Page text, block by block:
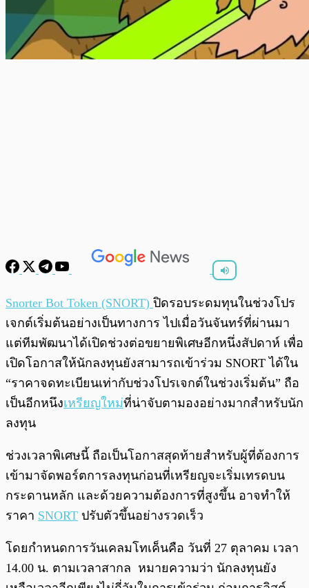
0:00 / 0:00
Snorter Bot Token (SNORT) ปิดรอบระดมทุนในช่วงโปร
เจกต์เริ่มต้นอย่างเป็นทางการ ไปเมื่อวันจันทร์ที่ผ่านมา
แต่ทีมพัฒนาได้เปิดช่วงต่อขยายพิเศษอีกหนึ่งสัปดาห์ เพื่อ
เปิดโอกาสให้นักลงทุนยังสามารถเข้าร่วม SNORT ได้ใน
“ราคาจดทะเบียนเท่ากับช่วงโปรเจกต์ในช่วงเริ่มต้น” ถือ
เป็นอีกหนึงเหรียญใหม่ที่น่าจับตามองอย่างมากสำหรับนัก
ลงทุน
ช่วงเวลาพิเศษนี้ ถือเป็นโอกาสสุดท้ายสำหรับผู้ที่ต้องการ
เข้ามาจัดพอร์ตการลงทุนก่อนที่เหรียญจะเริ่มเทรดบน
กระดานหลัก และด้วยความต้องการที่สูงขึ้น อาจทำให้
ราคา SNORT ปรับตัวขึ้นอย่างรวดเร็ว
โดยกำหนดการวันเคลมโทเค็นคือ วันที่ 27 ตุลาคม เวลา
14.00 น. ตามเวลาสากล หมายความว่า นักลงทุนยัง